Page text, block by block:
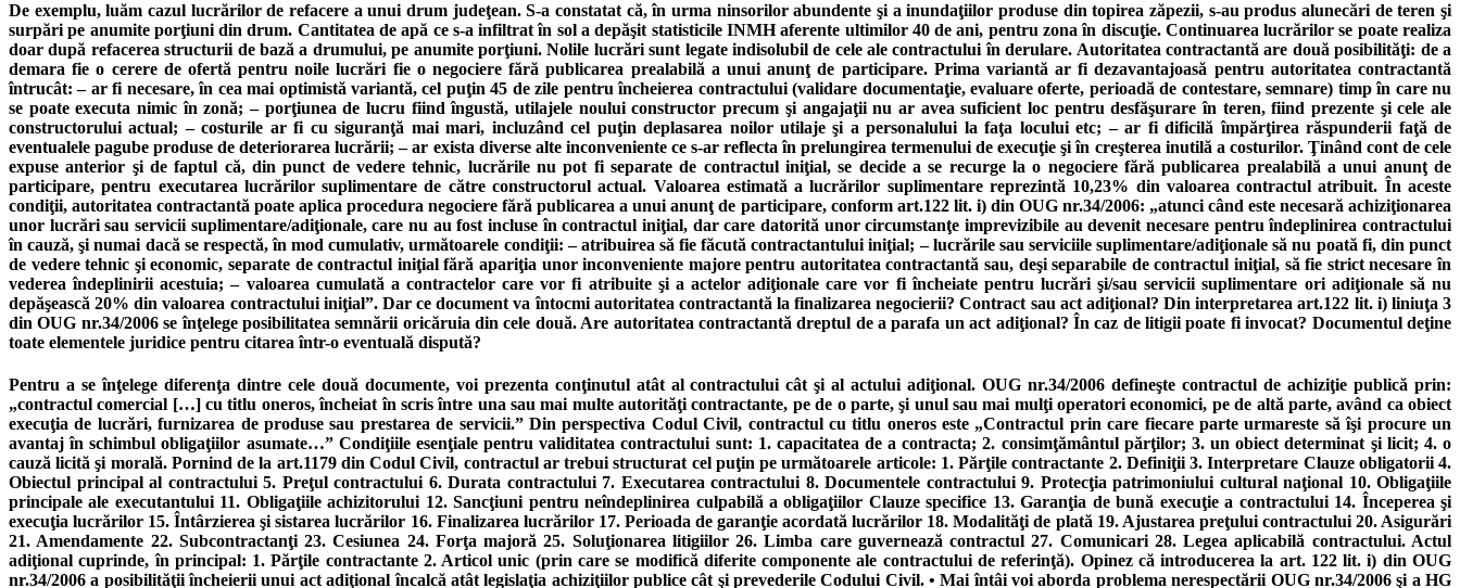
De exemplu, luăm cazul lucrărilor de refacere a unui drum judeţean. S-a constatat că, în urma ninsorilor abundente şi a inundaţiilor produse din topirea zăpezii, s-au produs alunecări de teren şi
surpări pe anumite porţiuni din drum. Cantitatea de apă ce s-a infiltrat în sol a depăşit statisticile INMH aferente ultimilor 40 de ani, pentru zona în discuţie. Continuarea lucrărilor se poate realiza
doar după refacerea structurii de bază a drumului, pe anumite porţiuni. Nolile lucrări sunt legate indisolubil de cele ale contractului în derulare. Autoritatea contractantă are două posibilităţi: de a
demara fie o cerere de ofertă pentru noile lucrări fie o negociere fără publicarea prealabilă a unui anunţ de participare. Prima variantă ar fi dezavantajoasă pentru autoritatea contractantă
întrucât: – ar fi necesare, în cea mai optimistă variantă, cel puţin 45 de zile pentru încheierea contractului (validare documentaţie, evaluare oferte, perioadă de contestare, semnare) timp în care nu
se poate executa nimic în zonă; – porţiunea de lucru fiind îngustă, utilajele noului constructor precum şi angajaţii nu ar avea suficient loc pentru desfăşurare în teren, fiind prezente şi cele ale
constructorului actual; – costurile ar fi cu siguranţă mai mari, incluzând cel puţin deplasarea noilor utilaje şi a personalului la faţa locului etc; – ar fi dificilă împărţirea răspunderii faţă de
eventualele pagube produse de deteriorarea lucrării; – ar exista diverse alte inconveniente ce s-ar reflecta în prelungirea termenului de execuţie şi în creşterea inutilă a costurilor. Ţinând cont de cele
expuse anterior şi de faptul că, din punct de vedere tehnic, lucrările nu pot fi separate de contractul iniţial, se decide a se recurge la o negociere fără publicarea prealabilă a unui anunţ de
participare, pentru executarea lucrărilor suplimentare de către constructorul actual. Valoarea estimată a lucrărilor suplimentare reprezintă 10,23% din valoarea contractul atribuit. În aceste
condiţii, autoritatea contractantă poate aplica procedura negociere fără publicarea a unui anunţ de participare, conform art.122 lit. i) din OUG nr.34/2006: „atunci când este necesară achiziţionarea
unor lucrări sau servicii suplimentare/adiţionale, care nu au fost incluse în contractul iniţial, dar care datorită unor circumstanţe imprevizibile au devenit necesare pentru îndeplinirea contractului
în cauză, şi numai dacă se respectă, în mod cumulativ, următoarele condiţii: – atribuirea să fie făcută contractantului iniţial; – lucrările sau serviciile suplimentare/adiţionale să nu poată fi, din punct
de vedere tehnic şi economic, separate de contractul iniţial fără apariţia unor inconveniente majore pentru autoritatea contractantă sau, deşi separabile de contractul iniţial, să fie strict necesare în
vederea îndeplinirii acestuia; – valoarea cumulată a contractelor care vor fi atribuite şi a actelor adiţionale care vor fi încheiate pentru lucrări şi/sau servicii suplimentare ori adiţionale să nu
depăşească 20% din valoarea contractului iniţial”. Dar ce document va întocmi autoritatea contractantă la finalizarea negocierii? Contract sau act adiţional? Din interpretarea art.122 lit. i) liniuţa 3
din OUG nr.34/2006 se înţelege posibilitatea semnării oricăruia din cele două. Are autoritatea contractantă dreptul de a parafa un act adiţional? În caz de litigii poate fi invocat? Documentul deţine
toate elementele juridice pentru citarea într-o eventuală dispută?
Pentru a se înţelege diferenţa dintre cele două documente, voi prezenta conţinutul atât al contractului cât şi al actului adiţional. OUG nr.34/2006 defineşte contractul de achiziţie publică prin:
„contractul comercial […] cu titlu oneros, încheiat în scris între una sau mai multe autorităţi contractante, pe de o parte, şi unul sau mai mulţi operatori economici, pe de altă parte, având ca obiect
execuţia de lucrări, furnizarea de produse sau prestarea de servicii.” Din perspectiva Codul Civil, contractul cu titlu oneros este „Contractul prin care fiecare parte urmareste să îşi procure un
avantaj în schimbul obligaţiilor asumate…” Condiţiile esenţiale pentru validitatea contractului sunt: 1. capacitatea de a contracta; 2. consimţământul părţilor; 3. un obiect determinat şi licit; 4. o
cauză licită şi morală. Pornind de la art.1179 din Codul Civil, contractul ar trebui structurat cel puţin pe următoarele articole: 1. Părţile contractante 2. Definiţii 3. Interpretare Clauze obligatorii 4.
Obiectul principal al contractului 5. Preţul contractului 6. Durata contractului 7. Executarea contractului 8. Documentele contractului 9. Protecţia patrimoniului cultural naţional 10. Obligaţiile
principale ale executantului 11. Obligaţiile achizitorului 12. Sancţiuni pentru neîndeplinirea culpabilă a obligaţiilor Clauze specifice 13. Garanţia de bună execuţie a contractului 14. Începerea şi
execuţia lucrărilor 15. Întârzierea şi sistarea lucrărilor 16. Finalizarea lucrărilor 17. Perioada de garanţie acordată lucrărilor 18. Modalităţi de plată 19. Ajustarea preţului contractului 20. Asigurări
21. Amendamente 22. Subcontractanţi 23. Cesiunea 24. Forţa majoră 25. Soluţionarea litigiilor 26. Limba care guvernează contractul 27. Comunicari 28. Legea aplicabilă contractului. Actul
adiţional cuprinde, în principal: 1. Părţile contractante 2. Articol unic (prin care se modifică diferite componente ale contractului de referinţă). Opinez că introducerea la art. 122 lit. i) din OUG
nr.34/2006 a posibilităţii încheierii unui act adiţional încalcă atât legislaţia achiziţiilor publice cât şi prevederile Codului Civil. • Mai întâi voi aborda problema nerespectării OUG nr.34/2006 şi a HG